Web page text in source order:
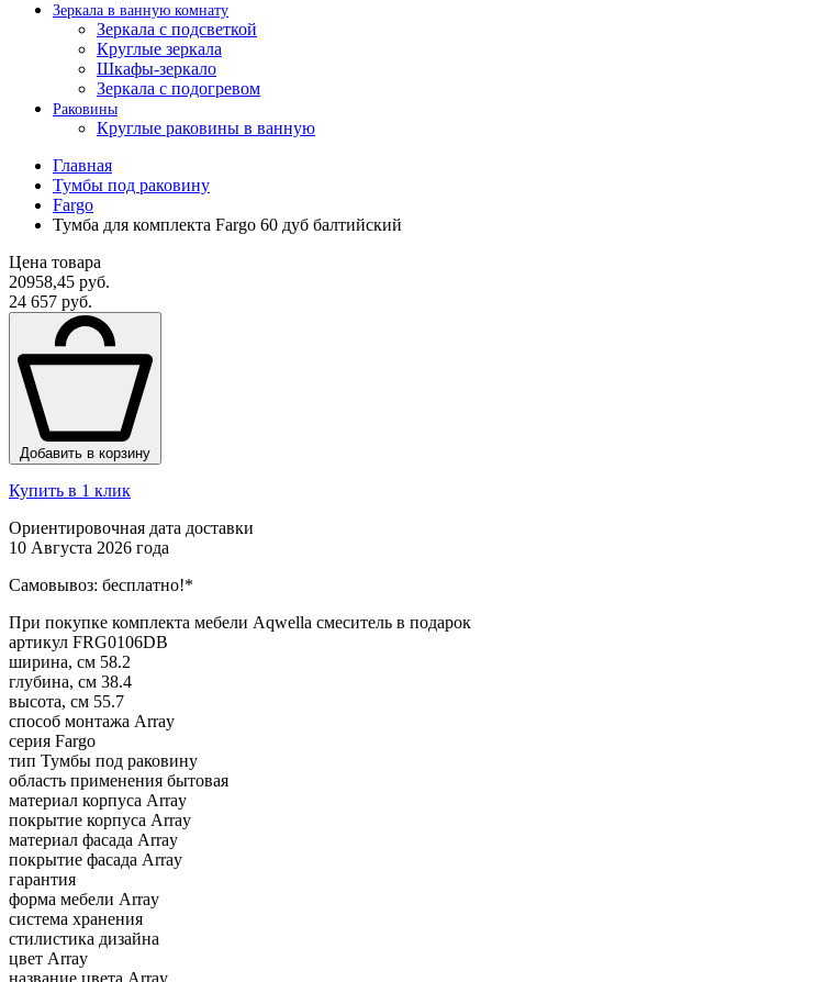
Зеркала в ванную комнату
Зеркала с подсветкой
Круглые зеркала
Шкафы-зеркало
Зеркала с подогревом
Раковины
Круглые раковины в ванную
Главная
Тумбы под раковину
Fargo
Тумба для комплекта Fargo 60 дуб балтийский
Цена товара
20958,45 руб.
24 657 руб.
Добавить в корзину
Купить в 1 клик
Ориентировочная дата доставки
10 Августа 2026 года
Самовывоз: бесплатно!*
При покупке комплекта мебели Aqwella смеситель в подарок
артикул FRG0106DB
ширина, см 58.2
глубина, см 38.4
высота, см 55.7
способ монтажа Array
серия Fargo
тип Тумбы под раковину
область применения бытовая
материал корпуса Array
покрытие корпуса Array
материал фасада Array
покрытие фасада Array
гарантия
форма мебели Array
система хранения
стилистика дизайна
цвет Array
название цвета Array